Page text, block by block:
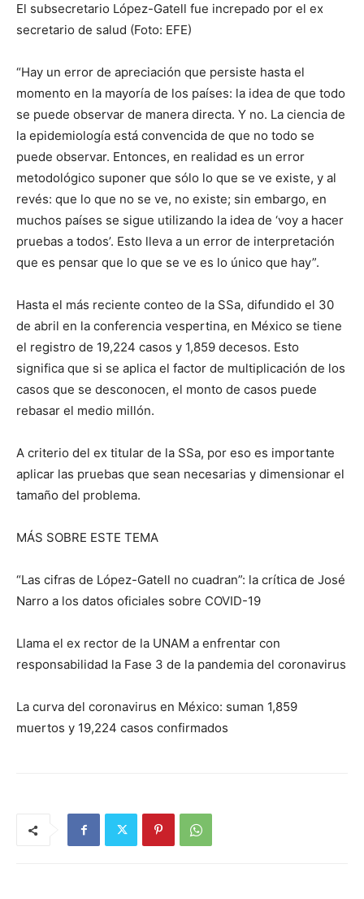
El subsecretario López-Gatell fue increpado por el ex
secretario de salud (Foto: EFE)
“Hay un error de apreciación que persiste hasta el
momento en la mayoría de los países: la idea de que todo
se puede observar de manera directa. Y no. La ciencia de
la epidemiología está convencida de que no todo se
puede observar. Entonces, en realidad es un error
metodológico suponer que sólo lo que se ve existe, y al
revés: que lo que no se ve, no existe; sin embargo, en
muchos países se sigue utilizando la idea de ‘voy a hacer
pruebas a todos’. Esto lleva a un error de interpretación
que es pensar que lo que se ve es lo único que hay”.
Hasta el más reciente conteo de la SSa, difundido el 30
de abril en la conferencia vespertina, en México se tiene
el registro de 19,224 casos y 1,859 decesos. Esto
significa que si se aplica el factor de multiplicación de los
casos que se desconocen, el monto de casos puede
rebasar el medio millón.
A criterio del ex titular de la SSa, por eso es importante
aplicar las pruebas que sean necesarias y dimensionar el
tamaño del problema.
MÁS SOBRE ESTE TEMA
“Las cifras de López-Gatell no cuadran”: la crítica de José
Narro a los datos oficiales sobre COVID-19
Llama el ex rector de la UNAM a enfrentar con
responsabilidad la Fase 3 de la pandemia del coronavirus
La curva del coronavirus en México: suman 1,859
muertos y 19,224 casos confirmados